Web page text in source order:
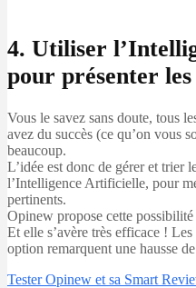
4. Utiliser
pour présenter
Vous le savez sans doute, tous
avez du succès (ce qu’on vous
beaucoup.
L’idée est donc de gérer et trier
l’Intelligence Artificielle, pour
pertinents.
Opinew propose cette
Et elle s’avère très efficace !
option remarquent une hausse
Tester Opinew et sa Smart